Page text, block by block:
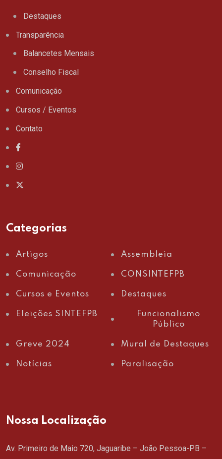
Destaques
Transparência
Balancetes Mensais
Conselho Fiscal
Comunicação
Cursos / Eventos
Contato
Categorias
Artigos Assembleia
Comunicação CONSINTEFPB
Cursos e Eventos Destaques
Eleições SINTEFPB
Funcionalismo
Público
Greve 2024 Mural de Destaques
Notícias Paralisação
Nossa Localização
Av. Primeiro de Maio 720, Jaguaribe – João Pessoa-PB –